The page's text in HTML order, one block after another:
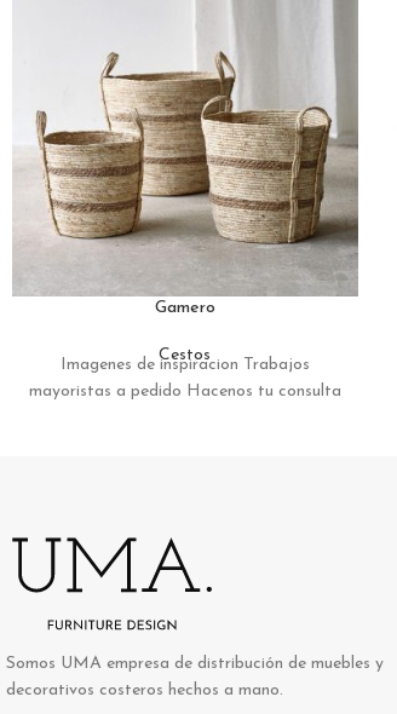
Gamero
Cestos
Imagenes de inspiracion Trabajos
mayoristas a pedido Hacenos tu consulta
Somos UMA empresa de distribución de muebles y
decorativos costeros hechos a mano.